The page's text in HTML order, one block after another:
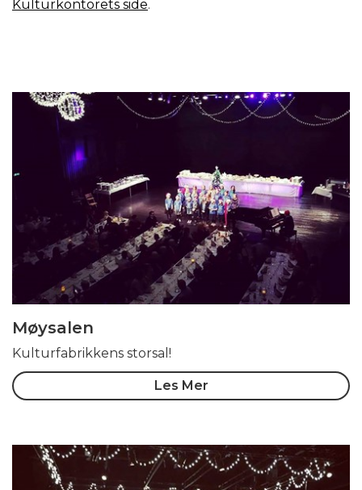
Kulturkontorets side.
Møysalen
Kulturfabrikkens storsal!
Les Mer